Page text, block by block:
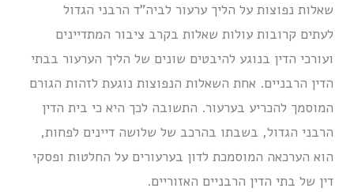
שאלות נפוצות על הליך ערעור לביה”ד הרבני הגדול
לעתים קרובות עולות שאלות בקרב ציבור המתדיינים
ועורכי הדין בנוגע להיבטים שונים של הליך הערעור בבתי
הדין הרבניים. אחת השאלות הנפוצות נוגעת לזהות הגורם
המוסמך להכריע בערעור. התשובה לכך היא כי בית הדין
הרבני הגדול, בשבתו בהרכב של שלושה דיינים לפחות,
הוא הערכאה המוסמכת לדון בערעורים על החלטות ופסקי
דין של בתי הדין הרבניים האזוריים.